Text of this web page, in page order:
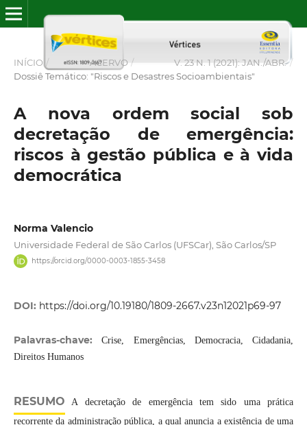
INÍCIO / ACERVO / V. 23 N. 1 (2021): JAN./ABR. /
Dossiê Temático: "Riscos e Desastres Socioambientais"
A nova ordem social sob
decretação de emergência:
riscos à gestão pública e à vida
democrática
Norma Valencio
Universidade Federal de São Carlos (UFSCar), São Carlos/SP
https://orcid.org/0000-0003-1855-3458
DOI: https://doi.org/10.19180/1809-2667.v23n12021p69-97
Palavras-chave:Crise, Emergências, Democracia, Cidadania,
Direitos Humanos
RESUMO A decretação de emergência tem sido uma prática
recorrente da administração pública, a qual anuncia a existência de uma